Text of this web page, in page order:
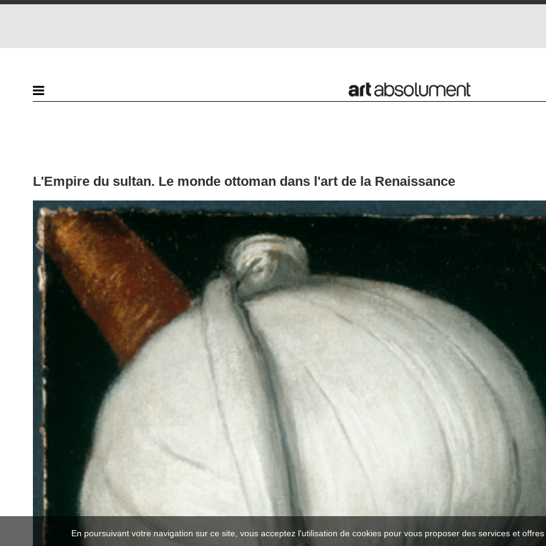
L'Empire du sultan. Le monde ottoman dans l'art de la Renaissance
En poursuivant votre navigation sur ce site, vous acceptez l'utilisation de cookies pour vous proposer des services et